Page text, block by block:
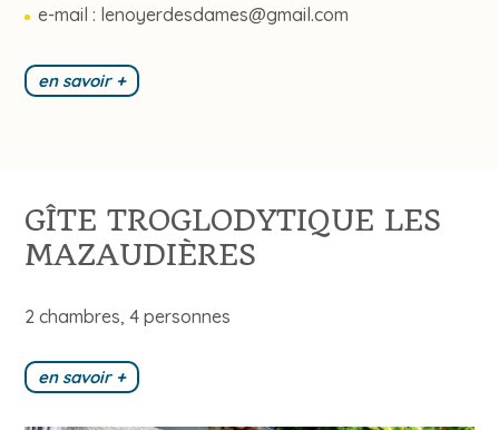
e-mail : lenoyerdesdames@gmail.com
en savoir +
GÎTE TROGLODYTIQUE LES
MAZAUDIÈRES
2 chambres, 4 personnes
en savoir +